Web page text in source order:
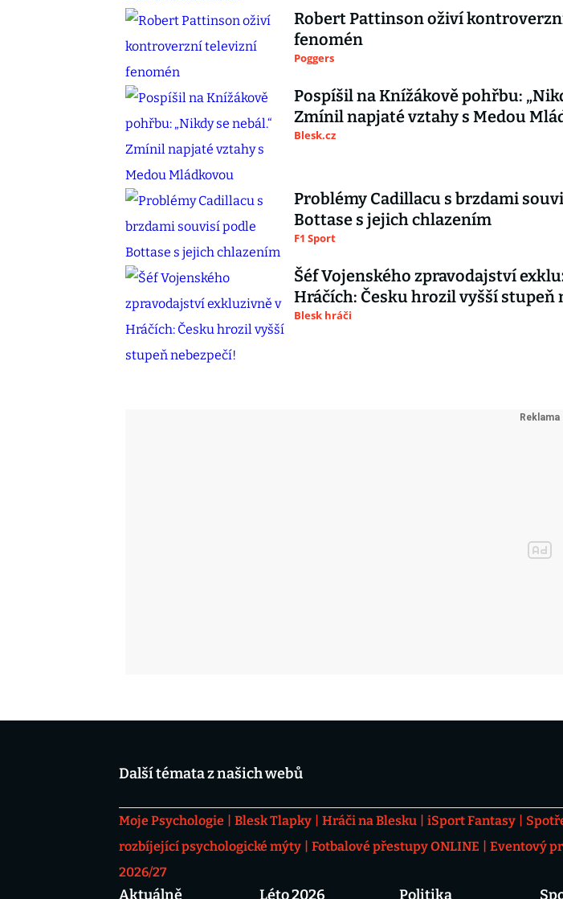
Robert Pattinson oživí
fenomén
Poggers
Pospíšil na Knížákově pohřbu:
Zmínil napjaté vztahy s Medou
Blesk.cz
Problémy Cadillacu s brzdami
Bottase s jejich chlazením
F1 Sport
Šéf Vojenského zpravodajství
Hráčích: Česku hrozil vyšší stupeň
Blesk hráči
Další témata z našich webů
Moje Psychologie Blesk Tlapky Hráči na Blesku iSport Fantasy
rozbíjející psychologické mýty
Fotbalové přestupy ONLINE Eventový
2026/27
Aktuálně Léto 2026 Politika